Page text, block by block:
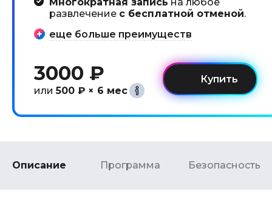
развлечение с бесплатной отменой.
еще больше преимуществ
3000 ₽
или500 ₽ × 6 мес
Описание Программа Безопасность